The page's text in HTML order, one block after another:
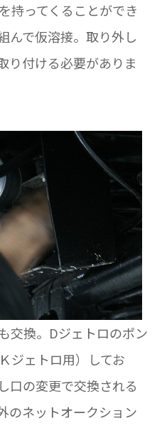
持ってくることができ
んで仮溶接。取り外し
り付ける必要がありま
換。Dジェトロのポン
ジェトロ用）してお
口の変更で交換される
のネットオークション